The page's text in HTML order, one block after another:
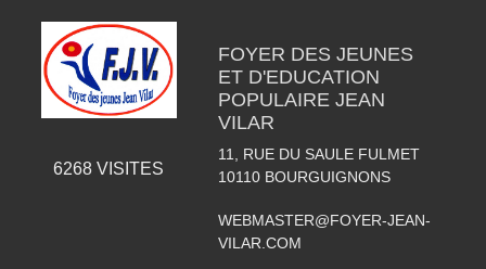
6268 VISITES
FOYER DES JEUNES
ET D'EDUCATION
POPULAIRE JEAN
VILAR
11, RUE DU SAULE FULMET
10110 BOURGUIGNONS
WEBMASTER@FOYER-JEAN-
VILAR.COM